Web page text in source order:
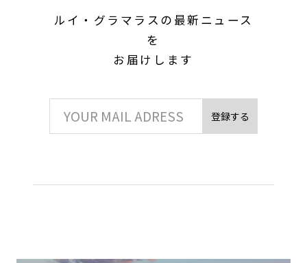
ルイ・グラマラスの最新ニュース
を
お届けします
登録する